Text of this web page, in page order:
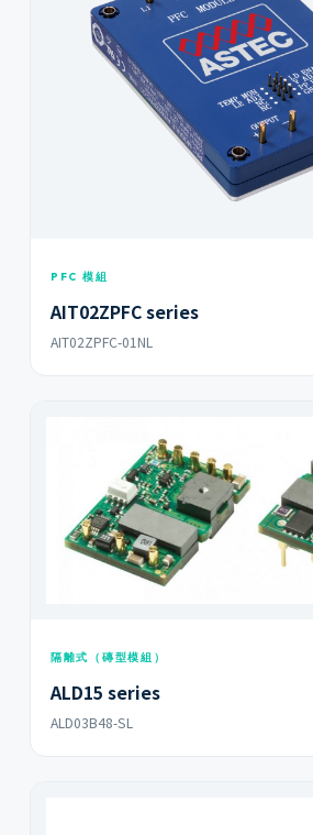
PFC 模組
AIT02ZPFC series
AIT02ZPFC-01NL
隔離式（磚型模組）
ALD15 series
ALD03B48-SL